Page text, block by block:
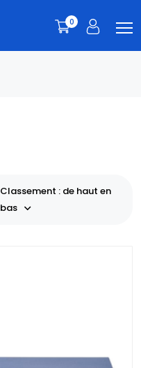
0
Classement : de haut en
bas